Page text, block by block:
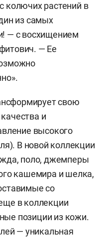
колючих растений в
из самых
— с восхищением
— Ее
свою
и
высокого
В новой коллекции
поло, джемперы
кашемира и шелка,
со
в коллекции
позиции из кожи.
— уникальная